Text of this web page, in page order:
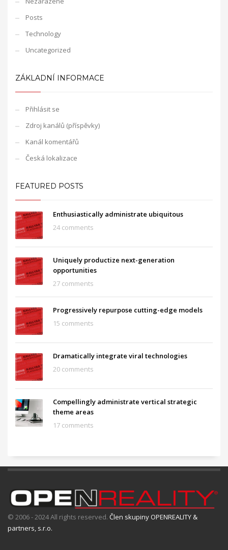
Posts
Technology
Uncategorized
ZÁKLADNÍ INFORMACE
Přihlásit se
Zdroj kanálů (příspěvky)
Kanál komentářů
Česká lokalizace
FEATURED POSTS
Enthusiastically administrate ubiquitous
24 comments
Uniquely productize next-generation
opportunities
27 comments
Progressively repurpose cutting-edge models
15 comments
Dramatically integrate viral technologies
20 comments
Compellingly administrate vertical strategic
theme areas
17 comments
© 2006 - 2024 All rights reserved. Člen skupiny OPENREALITY &
partners, s.r.o.